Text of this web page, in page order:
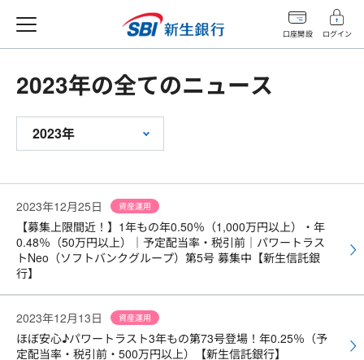
口座開設 ログイン
2023年の全てのニュース
2023年
2023年12月25日 資産運用
【募集上限間近！】1年もの年0.50％（1,000万円以上）・年
0.48％（50万円以上）｜予定配当率・税引前｜パワートラス
トNeo（ソフトバンクグループ）第5号 募集中【新生信託銀
行】
2023年12月13日 資産運用
ほぼ安心♪パワートラスト3年もの第73号登場！年0.25％（予
定配当率・税引前・500万円以上）【新生信託銀行】